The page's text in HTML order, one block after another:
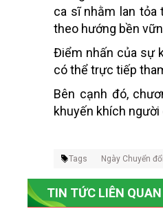
ca sĩ nhằm lan tỏa
theo hướng bền
Điểm nhấn của sự
có thể trực tiếp
Bên cạnh đó,
khuyến khích
Tags Ngày Chuyển
TIN TỨC LIÊN QUAN